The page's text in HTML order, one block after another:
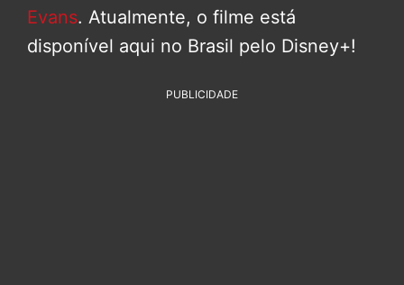
Evans. Atualmente, o filme está
disponível aqui no Brasil pelo Disney+!
PUBLICIDADE